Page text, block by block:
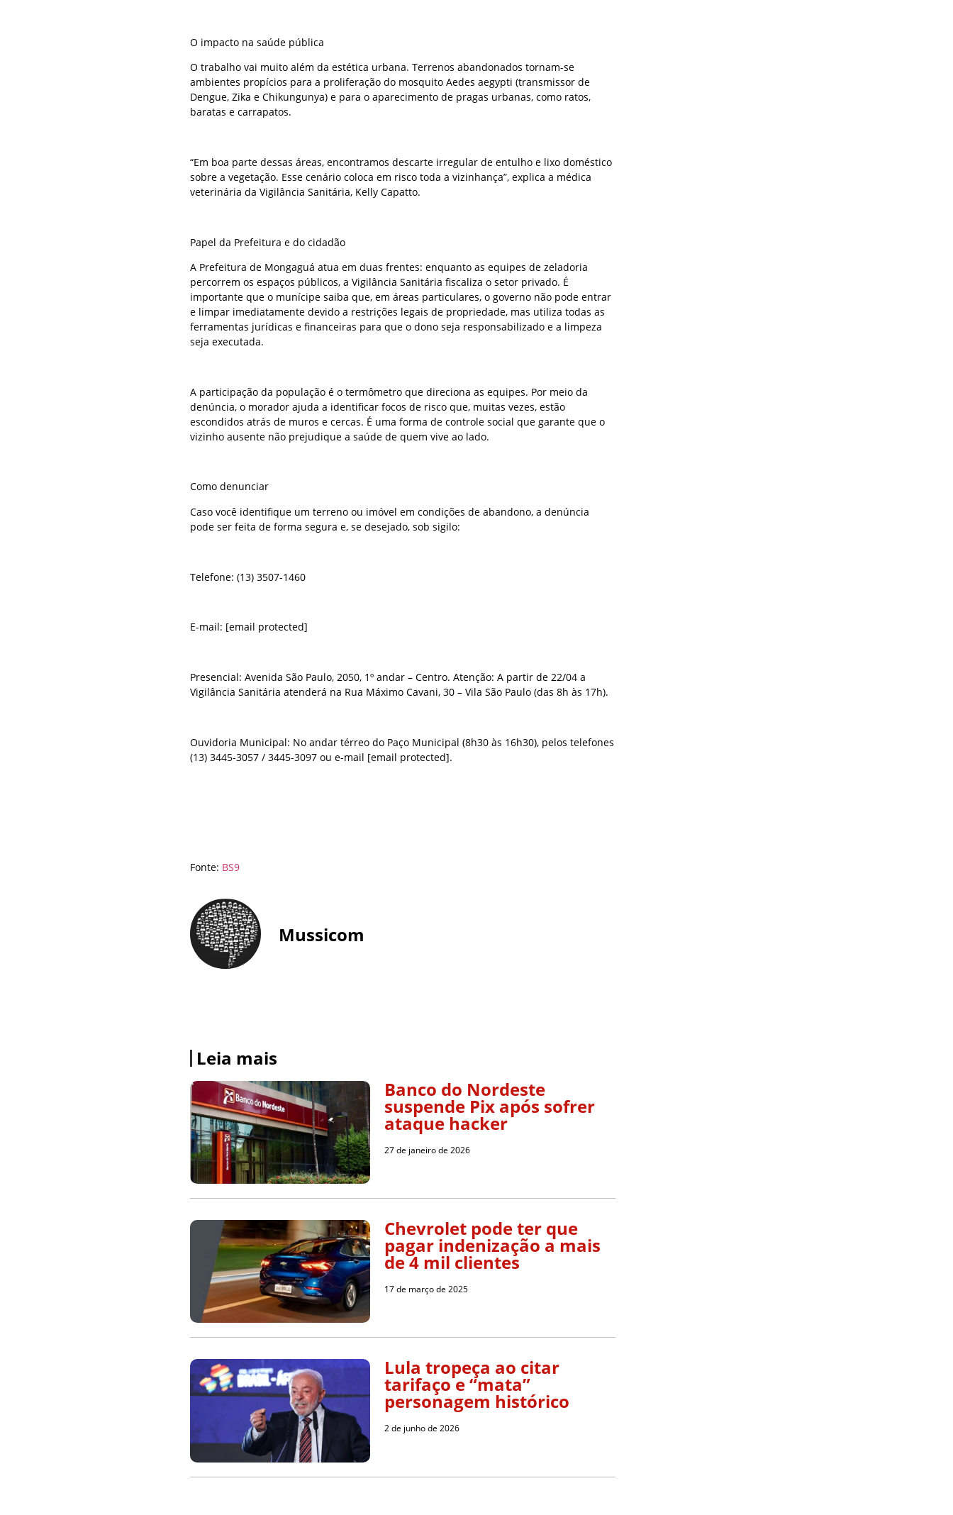
O impacto na saúde pública
O trabalho vai muito além da estética urbana. Terrenos abandonados tornam-se
ambientes propícios para a proliferação do mosquito Aedes aegypti (transmissor de
Dengue, Zika e Chikungunya) e para o aparecimento de pragas urbanas, como ratos,
baratas e carrapatos.
“Em boa parte dessas áreas, encontramos descarte irregular de entulho e lixo doméstico
sobre a vegetação. Esse cenário coloca em risco toda a vizinhança”, explica a médica
veterinária da Vigilância Sanitária, Kelly Capatto.
Papel da Prefeitura e do cidadão
A Prefeitura de Mongaguá atua em duas frentes: enquanto as equipes de zeladoria
percorrem os espaços públicos, a Vigilância Sanitária fiscaliza o setor privado. É
importante que o munícipe saiba que, em áreas particulares, o governo não pode entrar
e limpar imediatamente devido a restrições legais de propriedade, mas utiliza todas as
ferramentas jurídicas e financeiras para que o dono seja responsabilizado e a limpeza
seja executada.
A participação da população é o termômetro que direciona as equipes. Por meio da
denúncia, o morador ajuda a identificar focos de risco que, muitas vezes, estão
escondidos atrás de muros e cercas. É uma forma de controle social que garante que o
vizinho ausente não prejudique a saúde de quem vive ao lado.
Como denunciar
Caso você identifique um terreno ou imóvel em condições de abandono, a denúncia
pode ser feita de forma segura e, se desejado, sob sigilo:
Telefone: (13) 3507-1460
E-mail: [email protected]
Presencial: Avenida São Paulo, 2050, 1º andar – Centro. Atenção: A partir de 22/04 a
Vigilância Sanitária atenderá na Rua Máximo Cavani, 30 – Vila São Paulo (das 8h às 17h).
Ouvidoria Municipal: No andar térreo do Paço Municipal (8h30 às 16h30), pelos telefones
(13) 3445-3057 / 3445-3097 ou e-mail [email protected].
Fonte: BS9
Mussicom
Leia mais
Banco do Nordeste
suspende Pix após sofrer
ataque hacker
27 de janeiro de 2026
Chevrolet pode ter que
pagar indenização a mais
de 4 mil clientes
17 de março de 2025
Lula tropeça ao citar
tarifaço e “mata”
personagem histórico
2 de junho de 2026